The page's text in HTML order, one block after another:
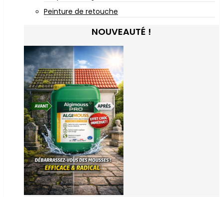
Peinture de retouche
NOUVEAUTÉ !